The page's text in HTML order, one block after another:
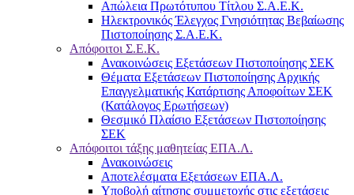
Απώλεια Πρωτότυπου Τίτλου Σ.Α.Ε.Κ.
Ηλεκτρονικός Έλεγχος Γνησιότητας Βεβαίωσης
Πιστοποίησης Σ.Α.Ε.Κ.
Απόφοιτοι Σ.Ε.Κ.
Ανακοινώσεις Εξετάσεων Πιστοποίησης ΣΕΚ
Θέματα Εξετάσεων Πιστοποίησης Αρχικής
Επαγγελματικής Κατάρτισης Αποφοίτων ΣΕΚ
(Κατάλογος Ερωτήσεων)
Θεσμικό Πλαίσιο Εξετάσεων Πιστοποίησης
ΣΕΚ
Απόφοιτοι τάξης μαθητείας ΕΠΑ.Λ.
Ανακοινώσεις
Αποτελέσματα Εξετάσεων ΕΠΑ.Λ.
Υποβολή αίτησης συμμετοχής στις εξετάσεις